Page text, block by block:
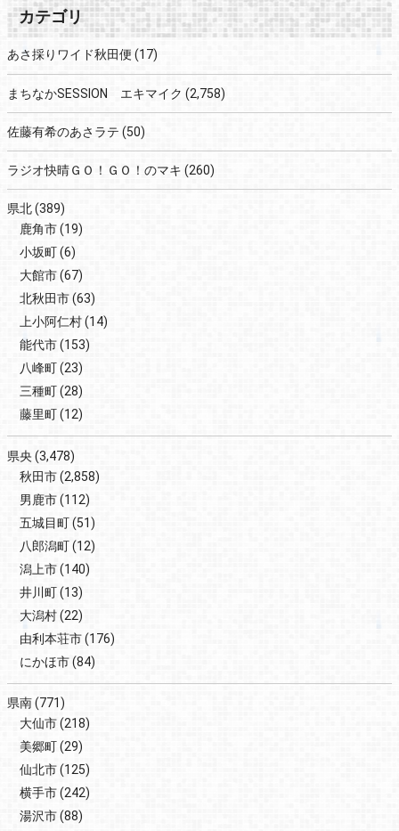
カテゴリ
あさ採りワイド秋田便 (17)
まちなかSESSION エキマイク (2,758)
佐藤有希のあさラテ (50)
ラジオ快晴ＧＯ！ＧＯ！のマキ (260)
県北(389)
鹿角市(19)
小坂町(6)
大館市(67)
北秋田市(63)
上小阿仁村(14)
能代市(153)
八峰町(23)
三種町(28)
藤里町(12)
県央(3,478)
秋田市(2,858)
男鹿市(112)
五城目町(51)
八郎潟町(12)
潟上市(140)
井川町(13)
大潟村(22)
由利本荘市(176)
にかほ市(84)
県南(771)
大仙市(218)
美郷町(29)
仙北市(125)
横手市(242)
湯沢市(88)